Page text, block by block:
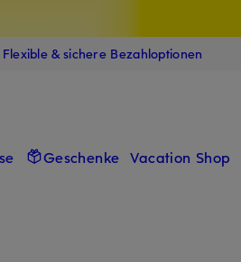
Flexible & sichere Bezahloptionen
Geschenke Vacation Shop